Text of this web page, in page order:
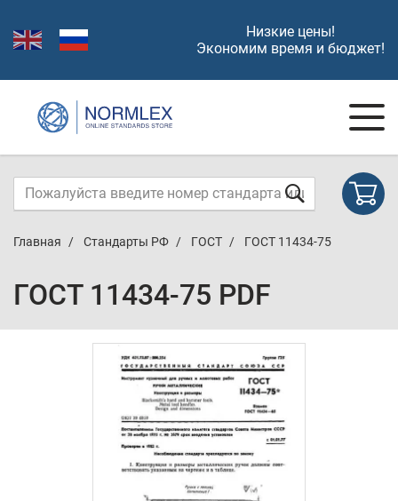
Низкие цены!
Экономим время и бюджет!
Главная Стандарты РФ ГОСТ ГОСТ 11434-75
ГОСТ 11434-75 PDF